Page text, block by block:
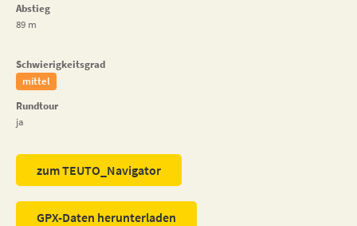
Abstieg
89 m
Schwierigkeitsgrad
mittel
Rundtour
ja
zum TEUTO_Navigator
GPX-Daten herunterladen